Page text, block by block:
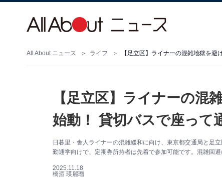
All About ニュース ライフ 【足立区】ライナーの混雑地獄を避
【足立区】ライナーの混
始動！ 貸切バスで座って
日暮里・舎人ライナーの混雑緩和に向け、東京都交通局と足
勤通学向けで、定期券所持者は先着で参加可能です。混雑回避
2025.11.18
橋酒 瑛麗瑠